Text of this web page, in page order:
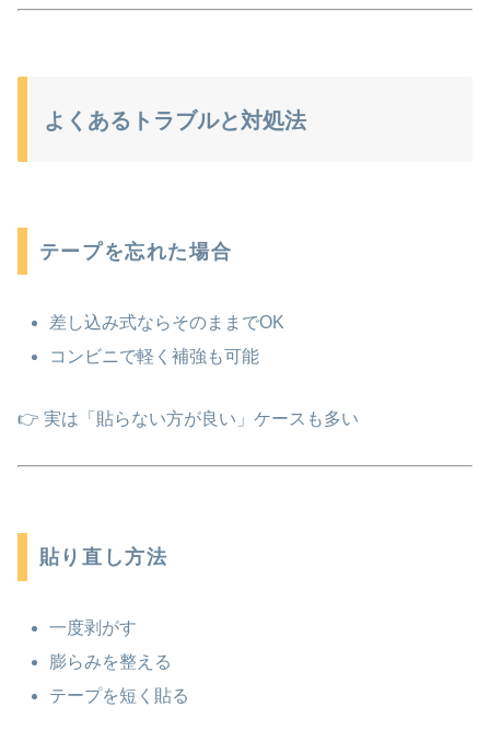
よくあるトラブルと対処法
テープを忘れた場合
差し込み式ならそのままでOK
コンビニで軽く補強も可能
👉 実は「貼らない方が良い」ケースも多い
貼り直し方法
一度剥がす
膨らみを整える
テープを短く貼る